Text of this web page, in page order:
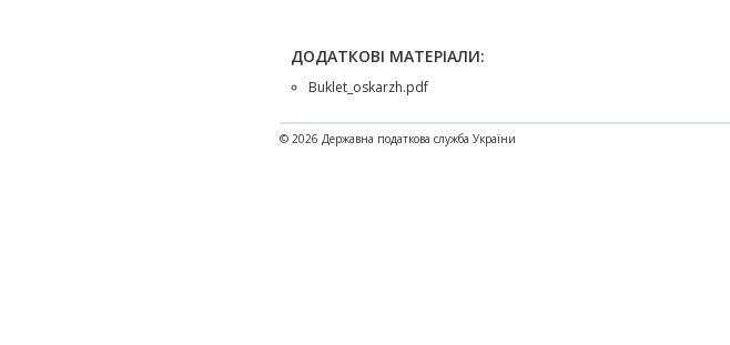
ДОДАТКОВІ МАТЕРІАЛИ:
Buklet_oskarzh.pdf
© 2026 Державна податкова служба України